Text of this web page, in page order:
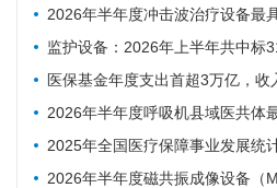
2026年半年度冲击波治疗设备最具影响力排行榜：翔宇医疗、医迈斯、慧康排名前
监护设备：2026年上半年共中标31444台，迈瑞、
医保基金年度支出首超3万亿，收入增
2026年半年度呼吸机县域医共体最具影响力排行榜：迈瑞、科曼、德尔格排
2025年全国医疗保障事业发展统
2026年半年度磁共振成像设备（MRI）最具影响力排行榜：西门子、联影、GE排名前三，